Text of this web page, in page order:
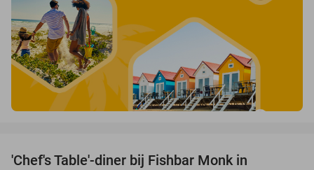
'Chef's Table'-diner bij Fishbar Monk in